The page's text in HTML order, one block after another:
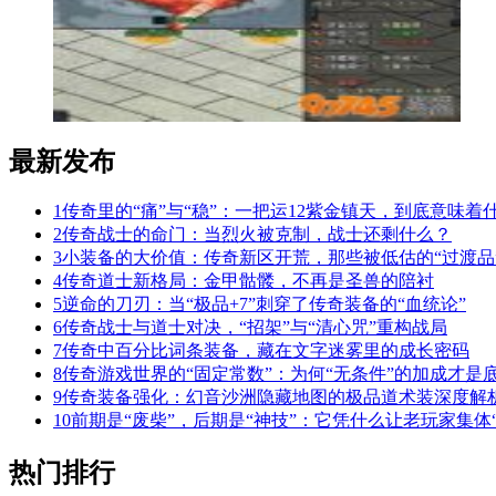
最新发布
1传奇里的“痛”与“稳”：一把运12紫金镇天，到底意味着
2传奇战士的命门：当烈火被克制，战士还剩什么？
3小装备的大价值：传奇新区开荒，那些被低估的“过渡品
4传奇道士新格局：金甲骷髅，不再是圣兽的陪衬
5逆命的刀刃：当“极品+7”刺穿了传奇装备的“血统论”
6传奇战士与道士对决，“招架”与“清心咒”重构战局
7传奇中百分比词条装备，藏在文字迷雾里的成长密码
8传奇游戏世界的“固定常数”：为何“无条件”的加成才是
9传奇装备强化：幻音沙洲隐藏地图的极品道术装深度解
10前期是“废柴”，后期是“神技”：它凭什么让老玩家集体
热门排行